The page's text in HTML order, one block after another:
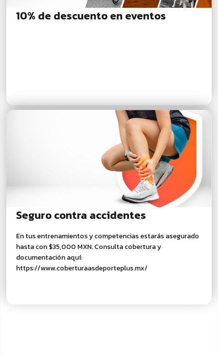
10% de descuento en eventos
Seguro contra accidentes
En tus entrenamientos y competencias estarás asegurado
hasta con $35,000 MXN. Consulta cobertura y
documentación aquí:
https://www.coberturaasdeporteplus.mx/